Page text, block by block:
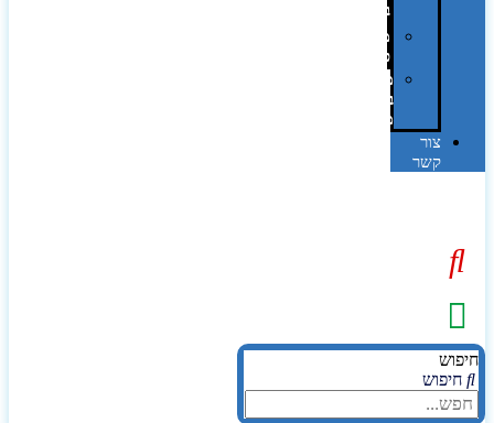
בלייזר
מהו
פנטון?
מיתוג
באמצעות
מדבקות
צור
קשר
חיפוש